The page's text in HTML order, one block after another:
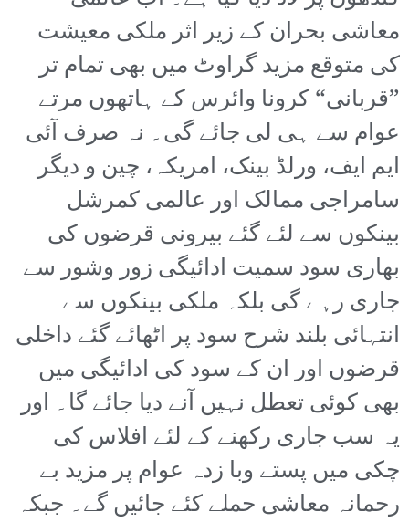
معاشی بحران کے زیر اثر ملکی معیشت
کی متوقع مزید گراوٹ میں بھی تمام تر
”قربانی“ کرونا وائرس کے ہاتھوں مرتے
عوام سے ہی لی جائے گی۔ نہ صرف آئی
ایم ایف، ورلڈ بینک، امریکہ، چین و دیگر
سامراجی ممالک اور عالمی کمرشل
بینکوں سے لئے گئے بیرونی قرضوں کی
بھاری سود سمیت ادائیگی زور وشور سے
جاری رہے گی بلکہ ملکی بینکوں سے
انتہائی بلند شرح سود پر اٹھائے گئے داخلی
قرضوں اور ان کے سود کی ادائیگی میں
بھی کوئی تعطل نہیں آنے دیا جائے گا۔ اور
یہ سب جاری رکھنے کے لئے افلاس کی
چکی میں پستے وبا زدہ عوام پر مزید بے
رحمانہ معاشی حملے کئے جائیں گے۔ جبکہ